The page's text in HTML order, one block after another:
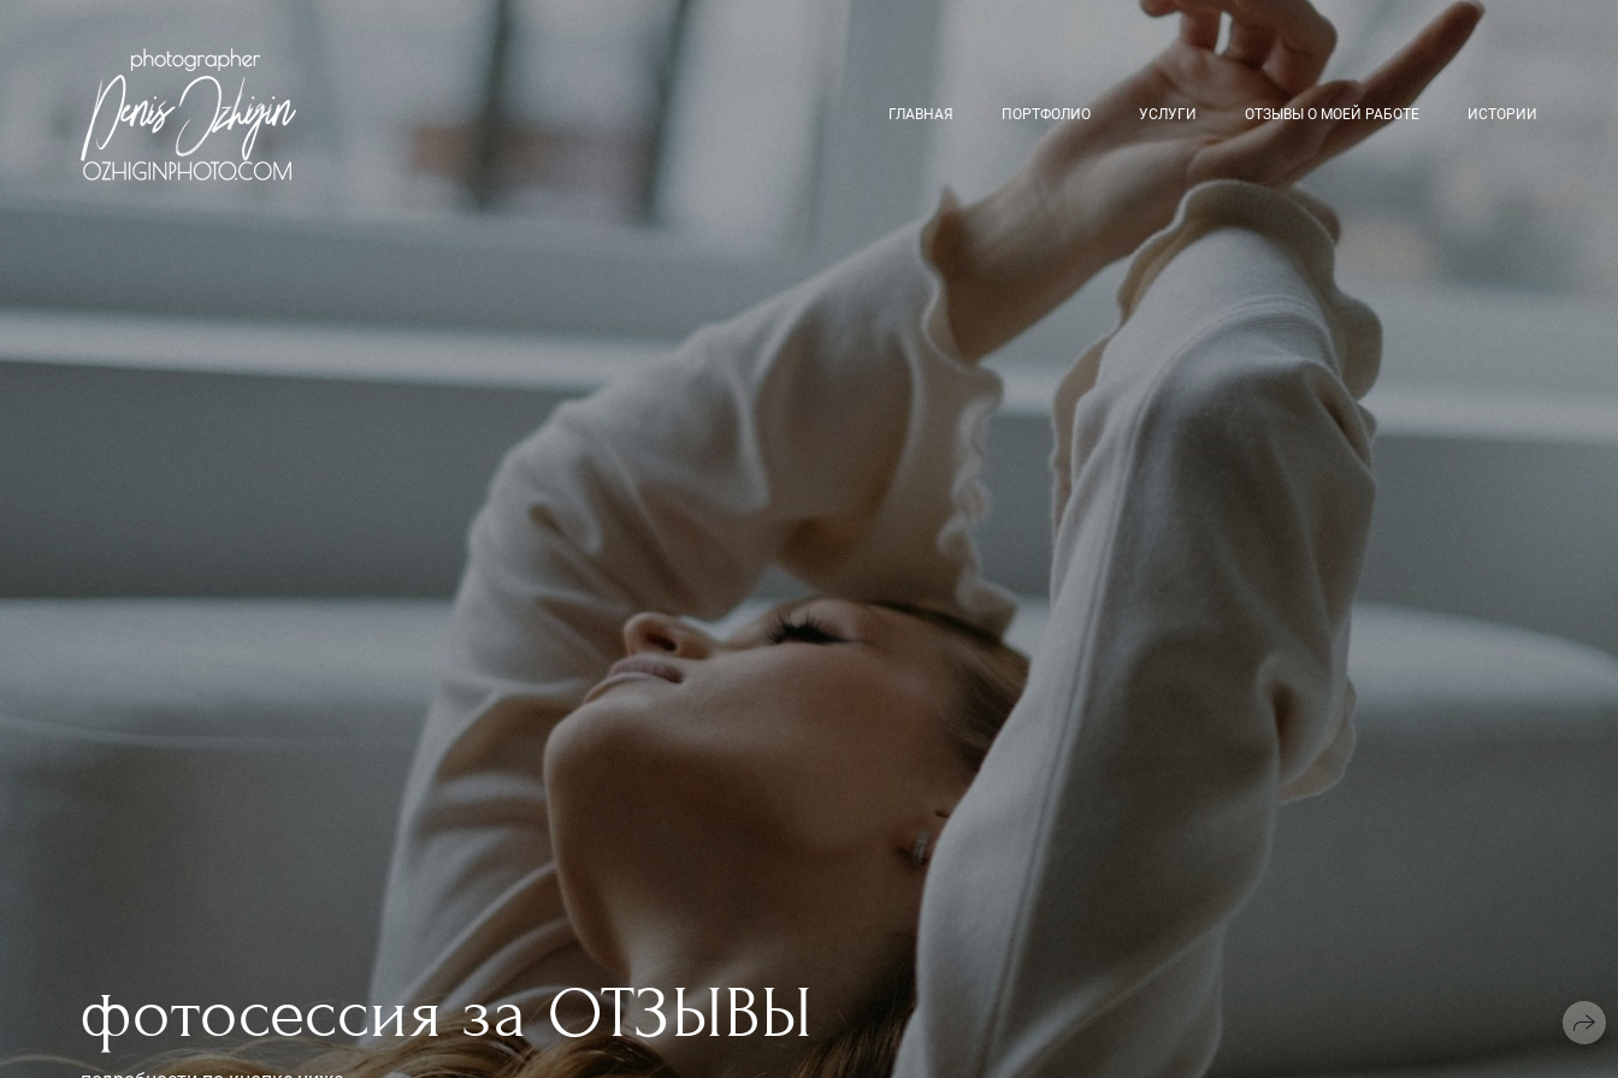
ГЛАВНАЯ ПОРТФОЛИО УСЛУГИ ОТЗЫВЫ О МОЕЙ РАБОТЕ ИСТОРИИ
фотосессия за ОТЗЫВЫ